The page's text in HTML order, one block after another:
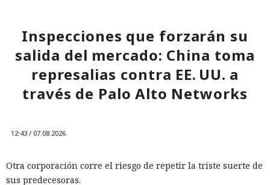
excepción en la lógica de comprobación. Para archivos con
la extensión .txt o .esd la verificación del certificado se
omite. En el laboratorio renombraron la carga maliciosa
como Ghost.txt, y WSUS aceptó el archivo.
Tras el lanzamiento manual de la actualización, la estación
automatizar la cadena, SpecterOps publicó NotWSUSpicious,
Inspecciones que forzarán su
salida del mercado: China toma
represalias contra EE. UU. a
través de Palo Alto Networks
12:43 / 07.08.2026
Otra corporación corre el riesgo de repetir la triste suerte de
sus predecesoras.